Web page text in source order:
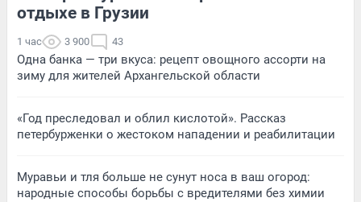
отдыхе в Грузии
1 час 3 900 43
Одна банка — три вкуса: рецепт овощного ассорти на
зиму для жителей Архангельской области
«Год преследовал и облил кислотой». Рассказ
петербурженки о жестоком нападении и реабилитации
Муравьи и тля больше не сунут носа в ваш огород:
народные способы борьбы с вредителями без химии